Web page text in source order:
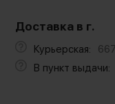
Доставка в г.
Курьерская: 667
В пункт выдачи: